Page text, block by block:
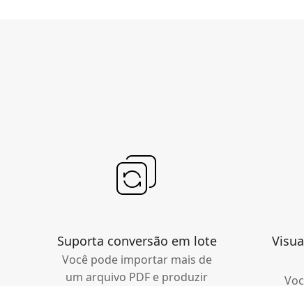
Suporta conversão em lote
Você pode importar mais de
um arquivo PDF e produzir